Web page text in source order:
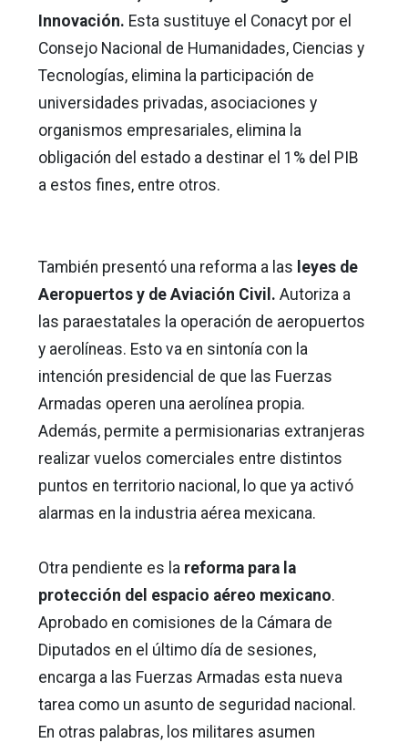
Innovación. Esta sustituye el Conacyt por el
Consejo Nacional de Humanidades, Ciencias y
Tecnologías, elimina la participación de
universidades privadas, asociaciones y
organismos empresariales, elimina la
obligación del estado a destinar el 1% del PIB
a estos fines, entre otros.
También presentó una reforma a las leyes de
Aeropuertos y de Aviación Civil. Autoriza a
las paraestatales la operación de aeropuertos
y aerolíneas. Esto va en sintonía con la
intención presidencial de que las Fuerzas
Armadas operen una aerolínea propia.
Además, permite a permisionarias extranjeras
realizar vuelos comerciales entre distintos
puntos en territorio nacional, lo que ya activó
alarmas en la industria aérea mexicana.
Otra pendiente es la reforma para la
protección del espacio aéreo mexicano.
Aprobado en comisiones de la Cámara de
Diputados en el último día de sesiones,
encarga a las Fuerzas Armadas esta nueva
tarea como un asunto de seguridad nacional.
En otras palabras, los militares asumen